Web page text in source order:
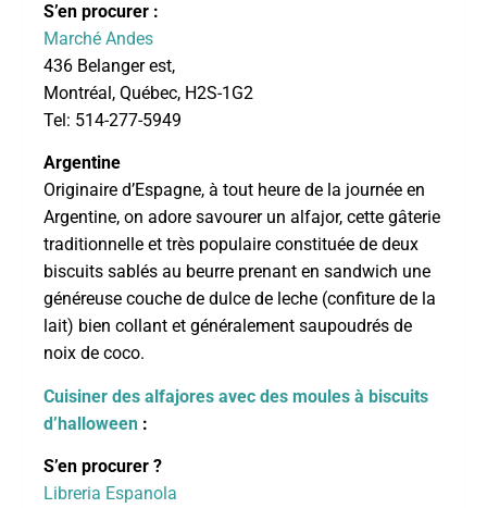
S’en procurer :
Marché Andes
436 Belanger est,
Montréal, Québec, H2S-1G2
Tel: 514-277-5949
Argentine
Originaire d’Espagne, à tout heure de la journée en
Argentine, on adore savourer un alfajor, cette gâterie
traditionnelle et très populaire constituée de deux
biscuits sablés au beurre prenant en sandwich une
généreuse couche de dulce de leche (confiture de la
lait) bien collant et généralement saupoudrés de
noix de coco.
Cuisiner des alfajores avec des moules à biscuits
d’halloween :
S’en procurer ?
Libreria Espanola